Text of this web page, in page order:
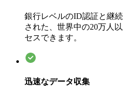
銀行レベルのID認証と継
された、世界中の20万人
セスできます。
迅速なデータ収集